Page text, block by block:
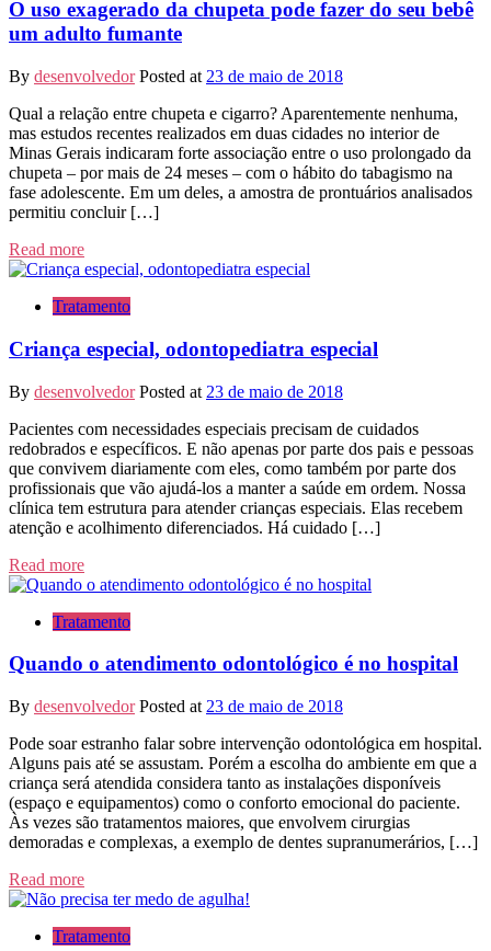
O uso exagerado da chupeta pode fazer do seu bebê
um adulto fumante
By desenvolvedor Posted at 23 de maio de 2018
Qual a relação entre chupeta e cigarro? Aparentemente nenhuma,
mas estudos recentes realizados em duas cidades no interior de
Minas Gerais indicaram forte associação entre o uso prolongado da
chupeta – por mais de 24 meses – com o hábito do tabagismo na
fase adolescente. Em um deles, a amostra de prontuários analisados
permitiu concluir […]
Read more
Tratamento
Criança especial, odontopediatra especial
By desenvolvedor Posted at 23 de maio de 2018
Pacientes com necessidades especiais precisam de cuidados
redobrados e específicos. E não apenas por parte dos pais e pessoas
que convivem diariamente com eles, como também por parte dos
profissionais que vão ajudá-los a manter a saúde em ordem. Nossa
clínica tem estrutura para atender crianças especiais. Elas recebem
atenção e acolhimento diferenciados. Há cuidado […]
Read more
Tratamento
Quando o atendimento odontológico é no hospital
By desenvolvedor Posted at 23 de maio de 2018
Pode soar estranho falar sobre intervenção odontológica em hospital.
Alguns pais até se assustam. Porém a escolha do ambiente em que a
criança será atendida considera tanto as instalações disponíveis
(espaço e equipamentos) como o conforto emocional do paciente.
Às vezes são tratamentos maiores, que envolvem cirurgias
demoradas e complexas, a exemplo de dentes supranumerários, […]
Read more
Tratamento